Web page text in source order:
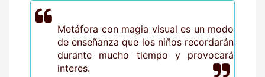
Metáfora con magia visual es un modo
de enseñanza que los niños recordarán
durante mucho tiempo y provocará
interes.